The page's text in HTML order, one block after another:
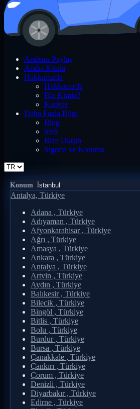
Arabanı Paylaş
Araba Kirala
Hakkımızda
Hakkımızda
Biz Kimiz?
Kariyer
Daha Fazla Bilgi
Blog
SSS
Bize Ulaşın
Sigorta ve Koruma
Konum
Antalya, Türkiye
Adana , Türkiye
Adıyaman , Türkiye
Afyonkarahisar , Türkiye
Ağrı , Türkiye
Amasya , Türkiye
Ankara , Türkiye
Antalya , Türkiye
Artvin , Türkiye
Aydın , Türkiye
Balıkesir , Türkiye
Bilecik , Türkiye
Bingöl , Türkiye
Bitlis , Türkiye
Bolu , Türkiye
Burdur , Türkiye
Bursa , Türkiye
Çanakkale , Türkiye
Çankırı , Türkiye
Çorum , Türkiye
Denizli , Türkiye
Diyarbakır , Türkiye
Edirne , Türkiye